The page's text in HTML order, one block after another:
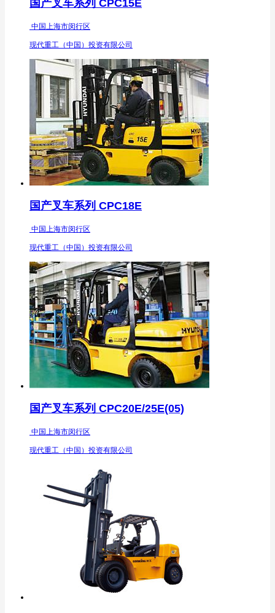
国产叉车系列 CPC15E
中国上海市闵行区
现代重工（中国）投资有限公司
国产叉车系列 CPC18E
中国上海市闵行区
现代重工（中国）投资有限公司
国产叉车系列 CPC20E/25E(05)
中国上海市闵行区
现代重工（中国）投资有限公司